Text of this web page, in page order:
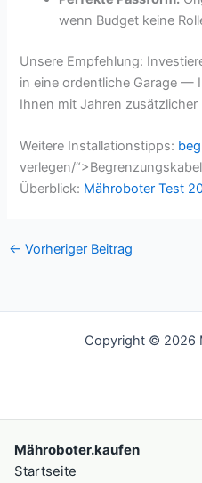
wenn Budget keine
Unsere Empfehlung:
in eine ordentliche Garage —
Ihnen mit Jahren zusätzlicher
Weitere Installationstipps:
verlegen/
Überblick: Mähroboter Test
← Vorheriger Beitrag
Copyright © 2026
Mähroboter.kaufen
Startseite